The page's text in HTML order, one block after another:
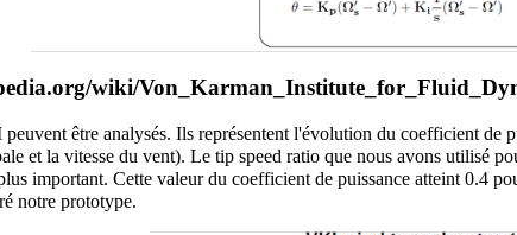
être analysés. Ils représentent l'évolution du coefficient de
et la vitesse du vent). Le tip speed ratio que nous avons utilisé
important. Cette valeur du coefficient de puissance atteint 0.4
notre prototype.